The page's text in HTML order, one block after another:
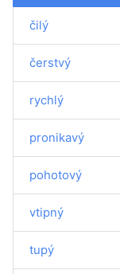
čilý
čerstvý
rychlý
pronikavý
pohotový
vtipný
tupý